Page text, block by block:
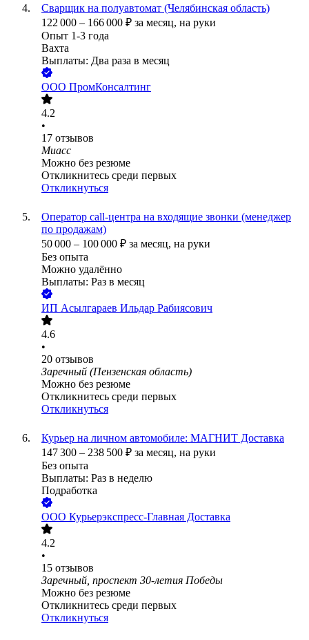
Сварщик на полуавтомат (Челябинская область)
122 000 – 166 000 ₽ за месяц, на руки
Опыт 1-3 года
Вахта
Выплаты: Два раза в месяц
ООО ПромКонсалтинг
4.2
•
17 отзывов
Миасс
Можно без резюме
Откликнитесь среди первых
Откликнуться
Оператор call-центра на входящие звонки (менеджер
по продажам)
50 000 – 100 000 ₽ за месяц, на руки
Без опыта
Можно удалённо
Выплаты: Раз в месяц
ИП Асылгараев Ильдар Рабиясович
4.6
•
20 отзывов
Заречный (Пензенская область)
Можно без резюме
Откликнитесь среди первых
Откликнуться
Курьер на личном автомобиле: МАГНИТ Доставка
147 300 – 238 500 ₽ за месяц, на руки
Без опыта
Выплаты: Раз в неделю
Подработка
ООО Курьерэкспресс-Главная Доставка
4.2
•
15 отзывов
Заречный, проспект 30-летия Победы
Можно без резюме
Откликнитесь среди первых
Откликнуться